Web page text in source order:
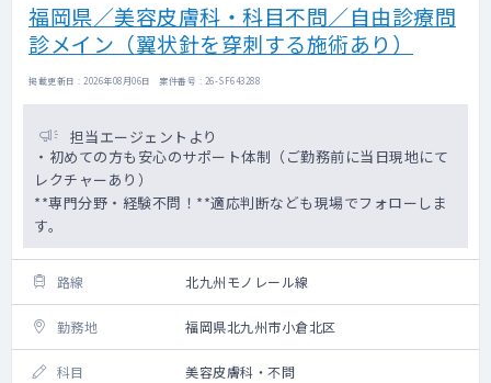
福岡県／美容皮膚科・科目不問／自由診療問
診メイン（翼状針を穿刺する施術あり）
掲載更新日 : 2026年08月06日 案件番号 : 26-SF643288
担当エージェントより
・初めての方も安心のサポート体制（ご勤務前に当日現地にて
レクチャーあり）
**専門分野・経験不問！**適応判断なども現場でフォローしま
す。
路線 北九州モノレール線
勤務地 福岡県北九州市小倉北区
科目 美容皮膚科・不問